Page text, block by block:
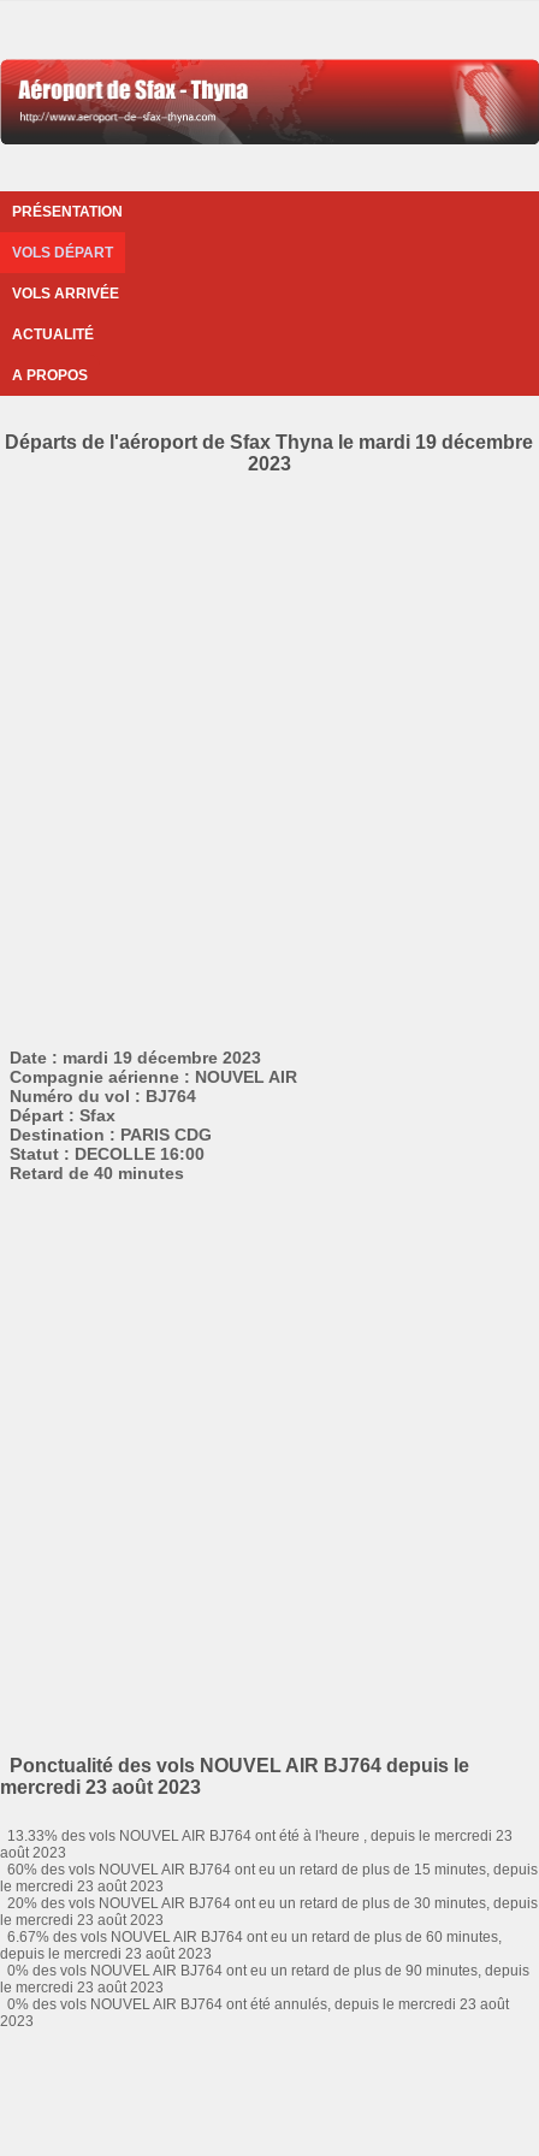
PRÉSENTATION
VOLS DÉPART
VOLS ARRIVÉE
ACTUALITÉ
A PROPOS
Départs de l'aéroport de Sfax Thyna le mardi 19 décembre
2023
Date : mardi 19 décembre 2023
Compagnie aérienne : NOUVEL AIR
Numéro du vol : BJ764
Départ : Sfax
Destination : PARIS CDG
Statut : DECOLLE 16:00
Retard de 40 minutes
Ponctualité des vols NOUVEL AIR BJ764 depuis le
mercredi 23 août 2023
13.33% des vols NOUVEL AIR BJ764 ont été à l'heure , depuis le mercredi 23
août 2023
60% des vols NOUVEL AIR BJ764 ont eu un retard de plus de 15 minutes, depuis
le mercredi 23 août 2023
20% des vols NOUVEL AIR BJ764 ont eu un retard de plus de 30 minutes, depuis
le mercredi 23 août 2023
6.67% des vols NOUVEL AIR BJ764 ont eu un retard de plus de 60 minutes,
depuis le mercredi 23 août 2023
0% des vols NOUVEL AIR BJ764 ont eu un retard de plus de 90 minutes, depuis
le mercredi 23 août 2023
0% des vols NOUVEL AIR BJ764 ont été annulés, depuis le mercredi 23 août
2023